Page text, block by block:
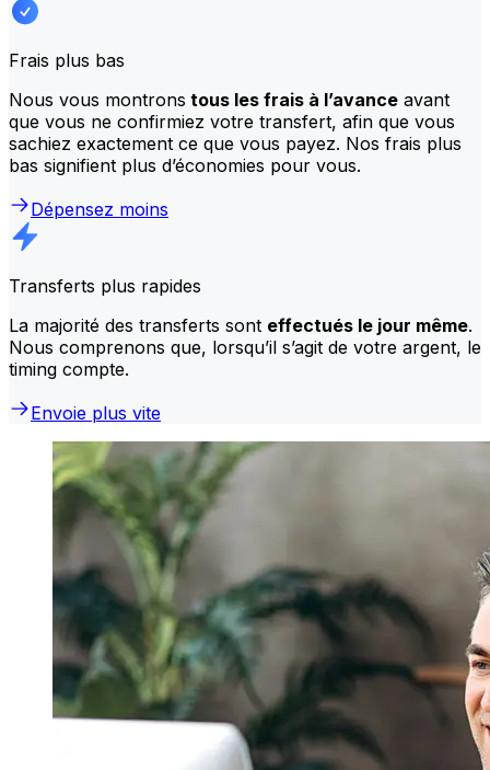
Frais plus bas
Nous vous montrons tous les frais à l’avance avant
que vous ne confirmiez votre transfert, afin que vous
sachiez exactement ce que vous payez. Nos frais plus
bas signifient plus d’économies pour vous.
Dépensez moins
Transferts plus rapides
La majorité des transferts sont effectués le jour même.
Nous comprenons que, lorsqu’il s’agit de votre argent, le
timing compte.
Envoie plus vite